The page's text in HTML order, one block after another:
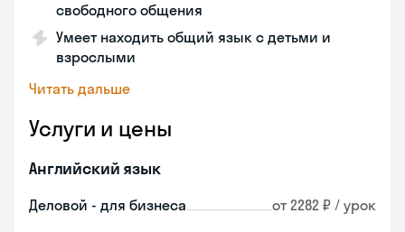
свободного общения
Умеет находить общий язык с детьми и
взрослыми
Читать дальше
Услуги и цены
Английский язык
Деловой - для бизнеса от 2282 ₽ / урок